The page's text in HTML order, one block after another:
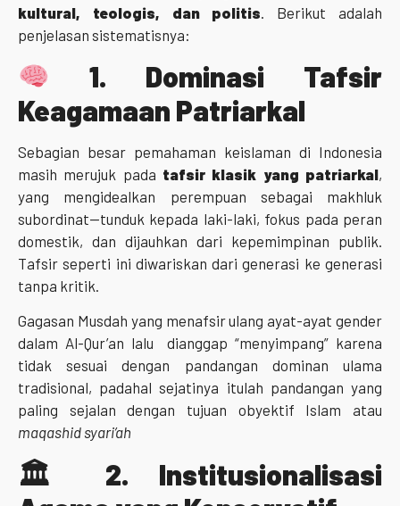
kultural, teologis, dan politis . Berikut adalah
penjelasan sistematisnya:
1. Dominasi Tafsir
Keagamaan Patriarkal
Sebagian besar pemahaman keislaman di Indonesia
masih merujuk pada tafsir klasik yang patriarkal,
yang mengidealkan perempuan sebagai makhluk
subordinat—tunduk kepada laki-laki, fokus pada peran
domestik, dan dijauhkan dari kepemimpinan publik.
Tafsir seperti ini diwariskan dari generasi ke generasi
tanpa kritik.
Gagasan Musdah yang menafsir ulang ayat-ayat gender
dalam Al-Qur’an lalu dianggap “menyimpang” karena
tidak sesuai dengan pandangan dominan ulama
tradisional, padahal sejatinya itulah pandangan yang
paling sejalan dengan tujuan obyektif Islam atau
maqashid syari’ah
🏛 ️ 2. Institusionalisasi